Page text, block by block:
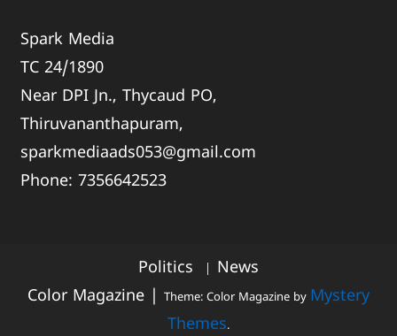
Spark Media
TC 24/1890
Near DPI Jn., Thycaud PO,
Thiruvananthapuram,
sparkmediaads053@gmail.com
Phone:7356642523
Politics
News
Color Magazine
Theme: Color Magazine by Mystery
Themes.